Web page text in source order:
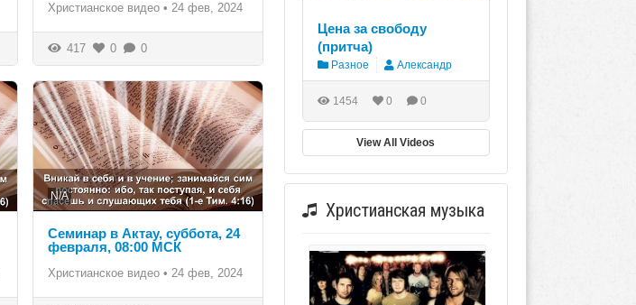
Христианское видео • 24 фев, 2024
417 0 0
N/A
Семинар в Актау, суббота, 24
февраля, 08:00 МСК
Христианское видео • 24 фев, 2024
Цена за свободу
(притча)
Разное Александр
1454 0 0
View All Videos
Христианская музыка